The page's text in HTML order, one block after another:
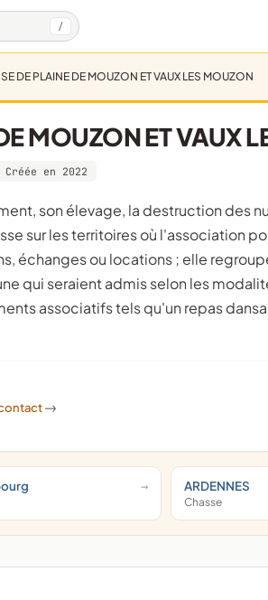
/
DE PLAINE DE MOUZON ET VAUX LES MOUZON
MOUZON ET VAUX
Créée en 2022
sur les territoires où l'association
échanges ou locations ; elle
qui seraient admis selon les
associatifs tels qu'un repas
->
ARDENNES
Chasse